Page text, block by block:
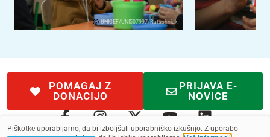
UNICEF/UNI507997/Ratushniak
POMAGAJ Z
DONACIJO
PRIJAVA E-
NOVICE
Piškotke uporabljamo, da bi izboljšali uporabniško izkušnjo. Z uporabo